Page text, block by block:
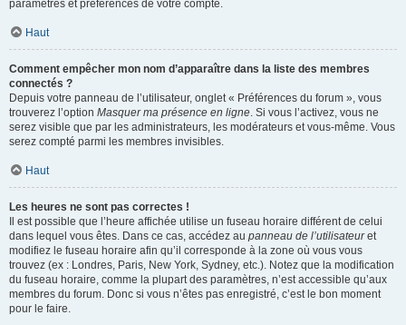
paramètres et préférences de votre compte.
Haut
Comment empêcher mon nom d’apparaître dans la liste des membres
connectés ?
Depuis votre panneau de l’utilisateur, onglet « Préférences du forum », vous
trouverez l’option Masquer ma présence en ligne. Si vous l’activez, vous ne
serez visible que par les administrateurs, les modérateurs et vous-même. Vous
serez compté parmi les membres invisibles.
Haut
Les heures ne sont pas correctes !
Il est possible que l’heure affichée utilise un fuseau horaire différent de celui
dans lequel vous êtes. Dans ce cas, accédez au panneau de l’utilisateuret
modifiez le fuseau horaire afin qu’il corresponde à la zone où vous vous
trouvez (ex : Londres, Paris, New York, Sydney, etc.). Notez que la modification
du fuseau horaire, comme la plupart des paramètres, n’est accessible qu’aux
membres du forum. Donc si vous n’êtes pas enregistré, c’est le bon moment
pour le faire.